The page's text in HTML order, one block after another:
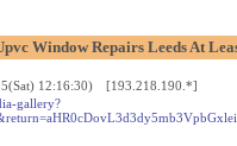
Window Repairs Leeds At
12:16:30) [193.218.190.*]
gallery?